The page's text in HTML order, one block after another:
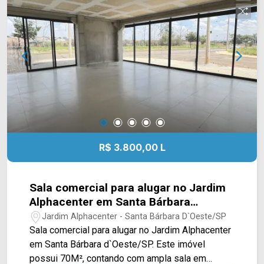
e restaurantes. Entre em contato com a equipe da
Arbix Imóveis e agende a sua visita!! WhatsApp
e Telefone: (19) 3475-4546 ARBIX IMÓVEIS -
Presente em cada mudança!
R$ 3.800,00 L
Sala comercial para alugar no Jardim
Alphacenter em Santa Bárbara
d`Oeste/SP
Jardim Alphacenter - Santa Bárbara D`Oeste/SP
Sala comercial para alugar no Jardim Alphacenter
em Santa Bárbara d`Oeste/SP. Este imóvel
possui 70M², contando com ampla sala em